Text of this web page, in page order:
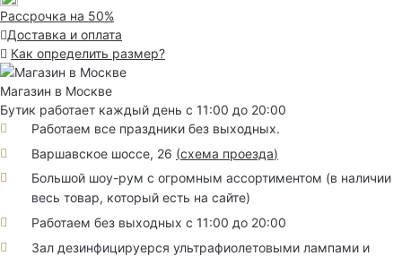
Рассрочка на 50%
Доставка и оплата
Как определить размер?
Магазин в Москве
Бутик работает каждый день с 11:00 до 20:00
Работаем все праздники без выходных.
Варшавское шоссе, 26 (схема проезда)
Большой шоу-рум с огромным ассортиментом (в наличии
весь товар, который есть на сайте)
Работаем без выходных с 11:00 до 20:00
Зал дезинфицируерся ультрафиолетовыми лампами и